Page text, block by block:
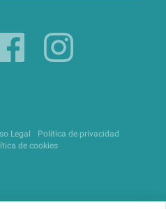
Legal
Política de privacidad
de cookies